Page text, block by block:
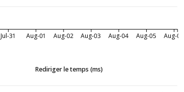
Jul-31 Aug-01 Aug-02 Aug-03 Aug-04 Aug-05 Aug-06
Rediriger le temps (ms)